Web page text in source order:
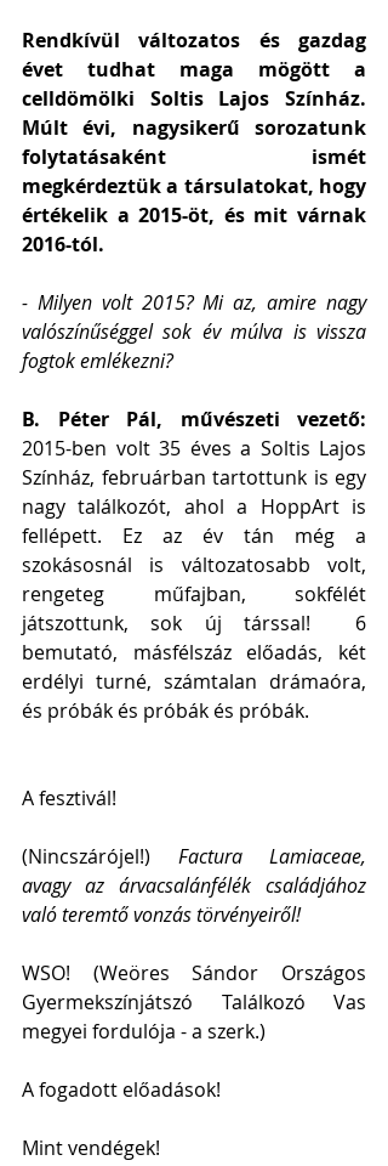
Rendkívül változatos és gazdag
évet tudhat maga mögött a
celldömölki Soltis Lajos Színház.
Múlt évi, nagysikerű sorozatunk
folytatásaként ismét
megkérdeztük a társulatokat, hogy
értékelik a 2015-öt, és mit várnak
2016-tól.
- Milyen volt 2015? Mi az, amire nagy
valószínűséggel sok év múlva is vissza
fogtok emlékezni?
B. Péter Pál, művészeti vezető:
2015-ben volt 35 éves a Soltis Lajos
Színház, februárban tartottunk is egy
nagy találkozót, ahol a HoppArt is
fellépett. Ez az év tán még a
szokásosnál is változatosabb volt,
rengeteg műfajban, sokfélét
játszottunk, sok új társsal!  6
bemutató, másfélszáz előadás, két
erdélyi turné, számtalan drámaóra,
és próbák és próbák és próbák.
A fesztivál!
(Nincszárójel!) Factura Lamiaceae,
avagy az árvacsalánfélék családjához
való teremtő vonzás törvényeiről!
WSO! (Weöres Sándor Országos
Gyermekszínjátszó Találkozó Vas
megyei fordulója - a szerk.)
A fogadott előadások!
Mint vendégek!